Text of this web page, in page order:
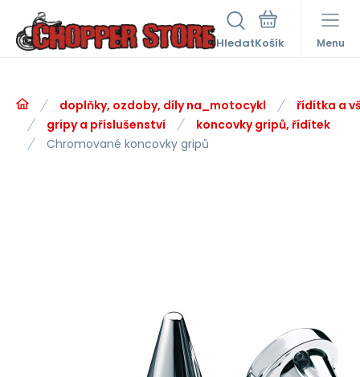
Hledat Menu
doplňky, ozdoby, díly na_motocykl
řídítka a
gripy a příslušenství
koncovky gripů, řídítek
Chromované koncovky gripů